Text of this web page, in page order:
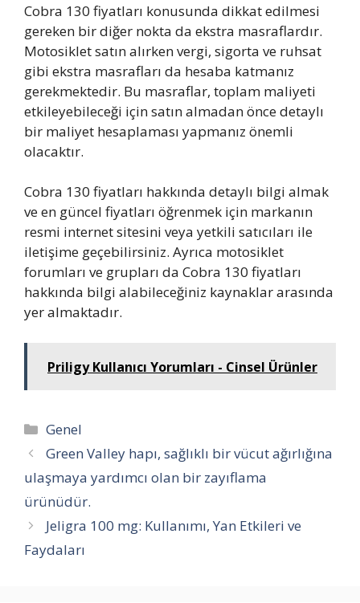
Cobra 130 fiyatları konusunda dikkat edilmesi
gereken bir diğer nokta da ekstra masraflardır.
Motosiklet satın alırken vergi, sigorta ve ruhsat
gibi ekstra masrafları da hesaba katmanız
gerekmektedir. Bu masraflar, toplam maliyeti
etkileyebileceği için satın almadan önce detaylı
bir maliyet hesaplaması yapmanız önemli
olacaktır.
Cobra 130 fiyatları hakkında detaylı bilgi almak
ve en güncel fiyatları öğrenmek için markanın
resmi internet sitesini veya yetkili satıcıları ile
iletişime geçebilirsiniz. Ayrıca motosiklet
forumları ve grupları da Cobra 130 fiyatları
hakkında bilgi alabileceğiniz kaynaklar arasında
yer almaktadır.
Priligy Kullanıcı Yorumları - Cinsel Ürünler
Kategoriler
Genel
Green Valley hapı, sağlıklı bir vücut ağırlığına
ulaşmaya yardımcı olan bir zayıflama
ürünüdür.
Jeligra 100 mg: Kullanımı, Yan Etkileri ve
Faydaları